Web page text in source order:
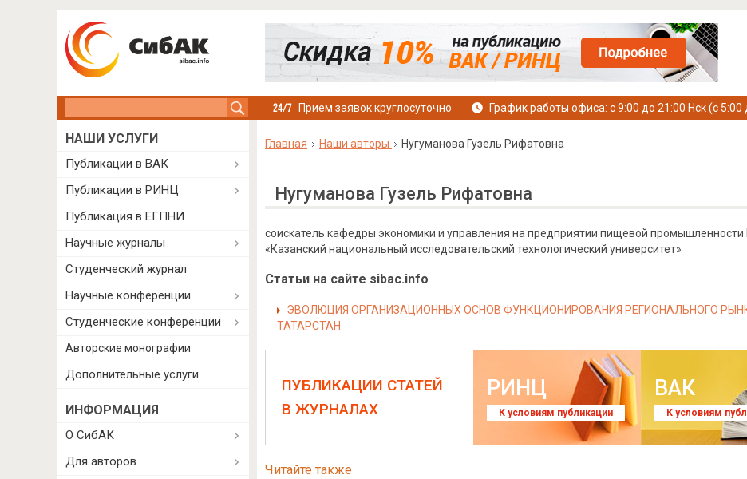
Прием заявок круглосуточно График работы офиса: с 9:00 до 21:00 Нск (с
Главная Наши авторы Нугуманова Гузель Рифатовна
Нугуманова Гузель Рифатовна
соискатель кафедры экономики и управления на предприятии пищевой
«Казанский национальный исследовательский технологический университет»
Статьи на сайте sibac.info
ЭВОЛЮЦИЯ ОРГАНИЗАЦИОННЫХ ОСНОВ ФУНКЦИОНИРОВАНИЯ РЕГИОНАЛЬНОГО
ТАТАРСТАН
ПУБЛИКАЦИИ СТАТЕЙ
В ЖУРНАЛАХ
РИНЦ
К условиям публикации
ВАК
К условиям
Читайте также
НАШИ УСЛУГИ
Публикации в ВАК
Публикации в РИНЦ
Публикация в ЕГПНИ
Научные журналы
Студенческий журнал
Научные конференции
Студенческие конференции
Авторские монографии
Дополнительные услуги
ИНФОРМАЦИЯ
О СибАК
Для авторов